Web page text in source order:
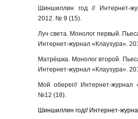
Шиншиллин год // Интернет-
2012. № 9 (15).
Луч света. Монолог первый.
Интернет-журнал «Клаузура».
Матрёшка. Монолог второй.
Интернет-журнал «Клаузура».
Мой оберег// Интернет-журнал
№12 (18).
Шиншиллин год// Интернет-